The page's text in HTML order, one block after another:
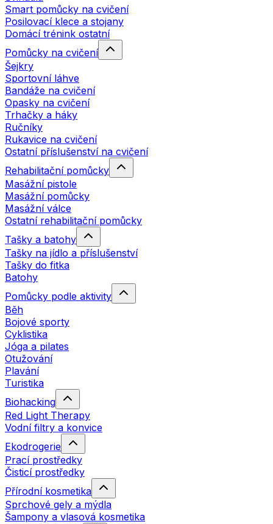
Smart pomůcky na cvičení
Posilovací klece a stojany
Domácí trénink ostatní
Pomůcky na cvičení
Šejkry
Sportovní láhve
Bandáže na cvičení
Opasky na cvičení
Trhačky a háky
Ručníky
Rukavice na cvičení
Ostatní příslušenství na cvičení
Rehabilitační pomůcky
Masážní pistole
Masážní pomůcky
Masážní válce
Ostatní rehabilitační pomůcky
Tašky a batohy
Tašky na jídlo a příslušenství
Tašky do fitka
Batohy
Pomůcky podle aktivity
Běh
Bojové sporty
Cyklistika
Jóga a pilates
Otužování
Plavání
Turistika
Biohacking
Red Light Therapy
Vodní filtry a konvice
Ekodrogerie
Prací prostředky
Čisticí prostředky
Přírodní kosmetika
Sprchové gely a mýdla
Šampony a vlasová kosmetika